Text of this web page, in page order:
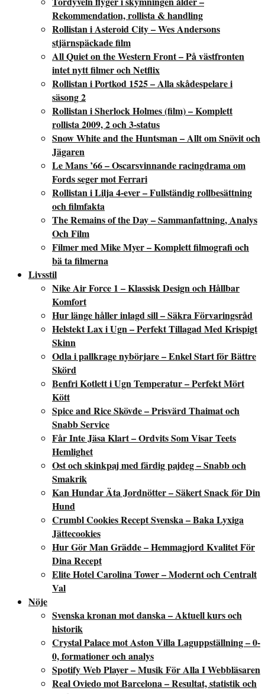
Rekommendation, rollista & handling
Rollistan i Asteroid City – Wes Andersons
stjärnspäckade film
All Quiet on the Western Front – På västfronten
intet nytt filmer och Netflix
Rollistan i Portkod 1525 – Alla skådespelare i
säsong 2
Rollistan i Sherlock Holmes (film) – Komplett
rollista 2009, 2 och 3-status
Snow White and the Huntsman – Allt om Snövit och
Jägaren
Le Mans ’66 – Oscarsvinnande racingdrama om
Fords seger mot Ferrari
Rollistan i Lilja 4-ever – Fullständig rollbesättning
och filmfakta
The Remains of the Day – Sammanfattning, Analys
Och Film
Filmer med Mike Myer – Komplett filmografi och
bä ta filmerna
Livsstil
Nike Air Force 1 – Klassisk Design och Hållbar
Komfort
Hur länge håller inlagd sill – Säkra Förvaringsråd
Helstekt Lax i Ugn – Perfekt Tillagad Med Krispigt
Skinn
Odla i pallkrage nybörjare – Enkel Start för Bättre
Skörd
Benfri Kotlett i Ugn Temperatur – Perfekt Mört
Kött
Spice and Rice Skövde – Prisvärd Thaimat och
Snabb Service
Får Inte Jäsa Klart – Ordvits Som Visar Teets
Hemlighet
Ost och skinkpaj med färdig pajdeg – Snabb och
Smakrik
Kan Hundar Äta Jordnötter – Säkert Snack för Din
Hund
Crumbl Cookies Recept Svenska – Baka Lyxiga
Jättecookies
Hur Gör Man Grädde – Hemmagjord Kvalitet För
Dina Recept
Elite Hotel Carolina Tower – Modernt och Centralt
Val
Nöje
Svenska kronan mot danska – Aktuell kurs och
historik
Crystal Palace mot Aston Villa Laguppställning – 0-
0, formationer och analys
Spotify Web Player – Musik För Alla I Webbläsaren
Real Oviedo mot Barcelona – Resultat, statistik och